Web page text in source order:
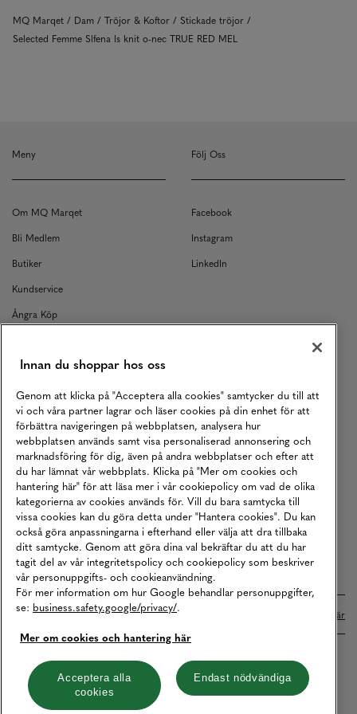
MQ Marqet Dam Tröjor & Koftor
Stickade tröjor
Selected Femme Slfena ls knit o-nec TRUE RED MEL
Meny
Om MQ Marqet
Bli Medlem
Butiker
Kundservice
Ångra Köp
Returer
Köpvillkor
Karriär
Vårt Ansvar
Våra Tjänster
Press
Studentrabatt
B2B
Tillgänglighetsredogörelse
Följ Oss
Facebook
Instagram
LinkedIn
Betalningar online sköts i samarbete med Klarna. Läs mer här
Cookies Integritetspolicy
Hantera cookies
Innan du shoppar hos oss
Genom att klicka på "Acceptera alla cookies" samtycker du till att
vi och våra partner lagrar och läser cookies på din enhet för att
förbättra navigeringen på webbplatsen, analysera hur
webbplatsen används samt visa personaliserad annonsering och
marknadsföring för dig, även på andra webbplatser och efter att
du har lämnat vår webbplats. Klicka på "Mer om cookies och
hantering här" för att läsa mer i vår cookiepolicy om vad de olika
kategorierna av cookies används för. Vill du bara samtycka till
vissa cookies kan du göra detta under "Hantera cookies". Du kan
också göra anpassningarna i efterhand eller välja att dra tillbaka
ditt samtycke. Genom att göra dina val bekräftar du att du har
tagit del av vår integritetspolicy och cookiepolicy som beskriver
vår personuppgifts- och cookieanvändning.
För mer information om hur Google behandlar personuppgifter,
se: business.safety.google/privacy/.
Mer om cookies och hantering här
Acceptera alla
cookies
Endast nödvändiga